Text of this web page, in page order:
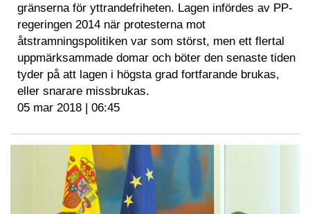
gränserna för yttrandefriheten. Lagen infördes av PP-
regeringen 2014 när protesterna mot
åtstramningspolitiken var som störst, men ett flertal
uppmärksammade domar och böter den senaste tiden
tyder på att lagen i högsta grad fortfarande brukas,
eller snarare missbrukas.
05 mar 2018 | 06:45